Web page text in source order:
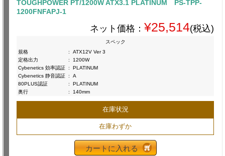
TOUGHPOWER PT/1200W ATX3.1 PLATINUM PS-TPP-
1200FNFAPJ-1
ネット価格： ¥25,514(税込)
スペック
規格
:
ATX12V Ver 3
定格出力
:
1200W
Cybenetics 効率認証 :
PLATINUM
Cybenetics 静音認証 :
A
80PLUS認証
:
PLATINUM
奥行
: 140mm
在庫状況
在庫わずか
カートに入れる